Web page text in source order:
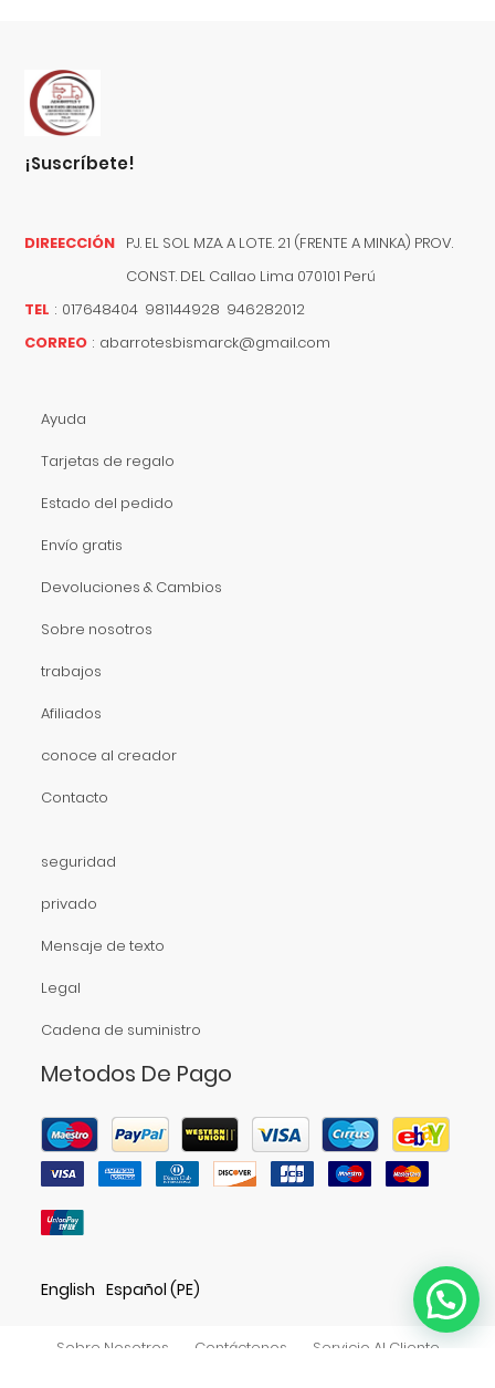
¡suscríbete!
DIREECCIÓN PJ. EL SOL MZA. A LOTE. 21 (FRENTE A MINKA) PROV.
CONST. DEL Callao Lima 070101 Perú
TEL : 017648404 981144928 946282012
CORREO : abarrotesbismarck@gmail.com
Ayuda
Tarjetas de regalo
Estado del pedido
Envío gratis
Devoluciones & Cambios
Sobre nosotros
trabajos
Afiliados
conoce al creador
Contacto
seguridad
privado
Mensaje de texto
Legal
Cadena de suministro
Metodos De Pago
English Español (PE)
Sobre Nosotros Contáctenos
Servicio Al Cliente